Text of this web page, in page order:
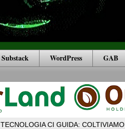
Substack WordPress GAB
CI GUIDA: